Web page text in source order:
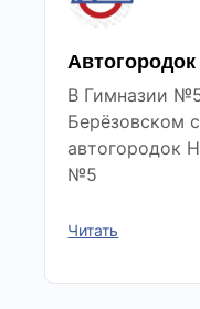
В Гимназии
Берёзовском
автогородок
№5
Читать